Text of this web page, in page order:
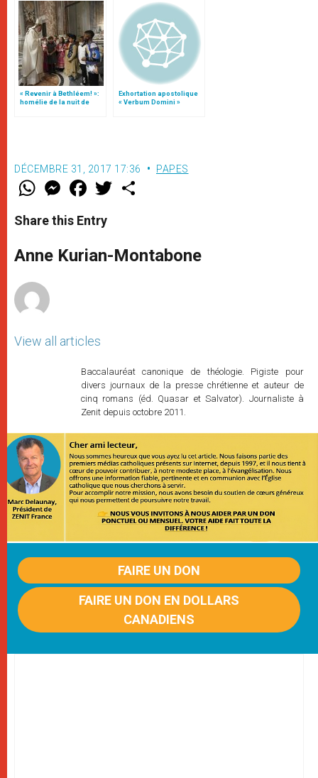
« Revenir à Bethléem! »:
homélie de la nuit de
Noël (texte complet)
Exhortation apostolique
« Verbum Domini »
DÉCEMBRE 31, 2017 17:36 PAPES
W
t
s
p
p
M
e
s
e
g
e
F
a
e
b
o
k
w
r
Share this Entry
Anne Kurian-Montabone
View all articles
Baccalauréat canonique de théologie. Pigiste pour
divers journaux de la presse chrétienne et auteur de
cinq romans (éd. Quasar et Salvator). Journaliste à
Zenit depuis octobre 2011.
FAIRE UN DON
FAIRE UN DON EN DOLLARS
CANADIENS